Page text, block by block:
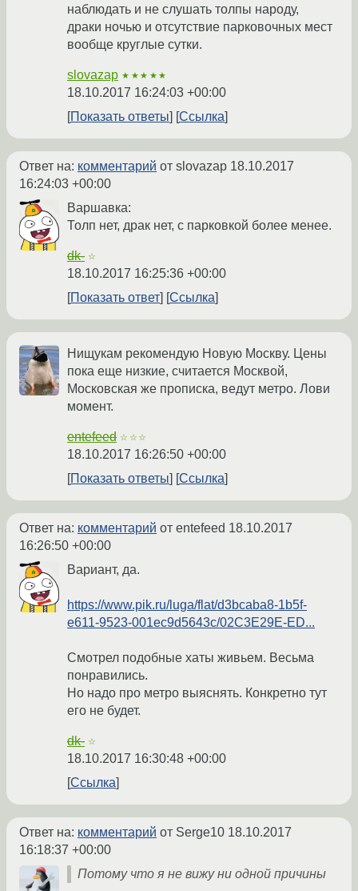
наблюдать и не слушать толпы народу,
драки ночью и отсутствие парковочных мест
вообще круглые сутки.
slovazap ★★★★★
18.10.2017 16:24:03 +00:00
Показать ответы
Ссылка
Ответ на: комментарий от slovazap 18.10.2017
16:24:03 +00:00
Варшавка:
Толп нет, драк нет, с парковкой более менее.
dk- ☆
18.10.2017 16:25:36 +00:00
Показать ответ
Ссылка
Нищукам рекомендую Новую Москву. Цены
пока еще низкие, считается Москвой,
Московская же прописка, ведут метро. Лови
момент.
entefeed ☆☆☆
18.10.2017 16:26:50 +00:00
Показать ответы
Ссылка
Ответ на: комментарий от entefeed 18.10.2017
16:26:50 +00:00
Вариант, да.
https://www.pik.ru/luga/flat/d3bcaba8-1b5f-
e611-9523-001ec9d5643c/02C3E29E-ED...
Смотрел подобные хаты живьем. Весьма
понравились.
Но надо про метро выяснять. Конкретно тут
его не будет.
dk- ☆
18.10.2017 16:30:48 +00:00
Ссылка
Ответ на: комментарий от Serge10 18.10.2017
16:18:37 +00:00
Потому что я не вижу ни одной причины